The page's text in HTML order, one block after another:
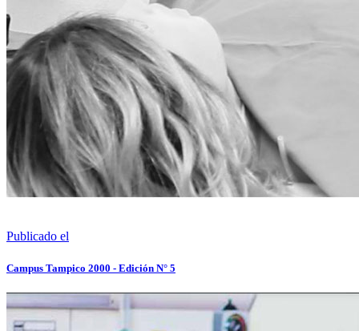
Publicado el
Campus Tampico 2000 - Edición N° 5